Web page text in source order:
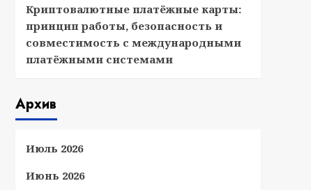
Криптовалютные платёжные карты:
принцип работы, безопасность и
совместимость с международными
платёжными системами
Архив
Июль 2026
Июнь 2026